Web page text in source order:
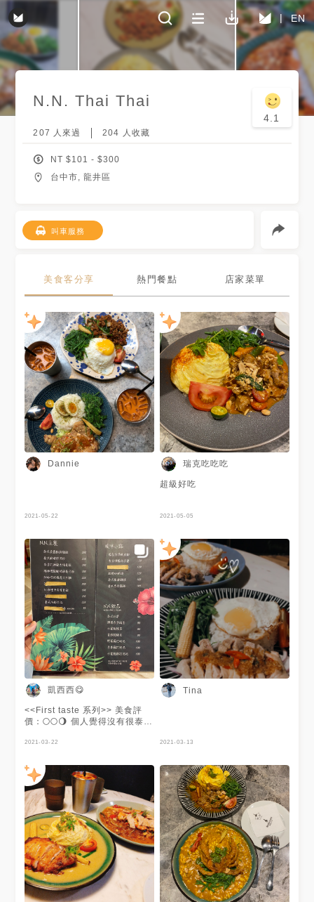
EN
N.N. Thai Thai
4.1
207 人來過 204 人收藏
NT $101 - $300
台中市, 龍井區
叫車服務
美食客分享 熱門餐點 店家菜單
Dannie
2021-05-22
瑞克吃吃吃
超級好吃
2021-05-05
凱西西😋
<<First taste 系列>> 美食評
價：🌕🌕🌖 個人覺得沒有很泰
2021-03-22
Tina
2021-03-13